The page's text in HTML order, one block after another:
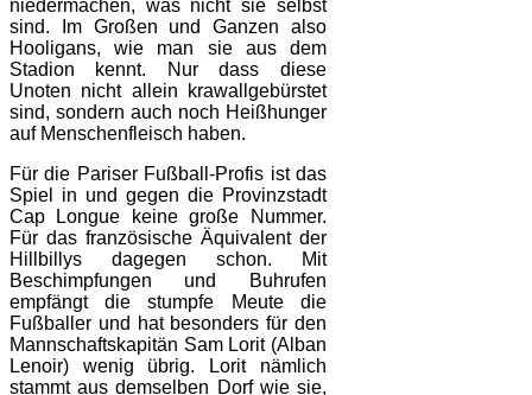
niedermachen, was nicht sie selbst
sind. Im Großen und Ganzen also
Hooligans, wie man sie aus dem
Stadion kennt. Nur dass diese
Unoten nicht allein krawallgebürstet
sind, sondern auch noch Heißhunger
auf Menschenfleisch haben.
Für die Pariser Fußball-Profis ist das
Spiel in und gegen die Provinzstadt
Cap Longue keine große Nummer.
Für das französische Äquivalent der
Hillbillys dagegen schon. Mit
Beschimpfungen und Buhrufen
empfängt die stumpfe Meute die
Fußballer und hat besonders für den
Mannschaftskapitän Sam Lorit (Alban
Lenoir) wenig übrig. Lorit nämlich
stammt aus demselben Dorf wie sie,